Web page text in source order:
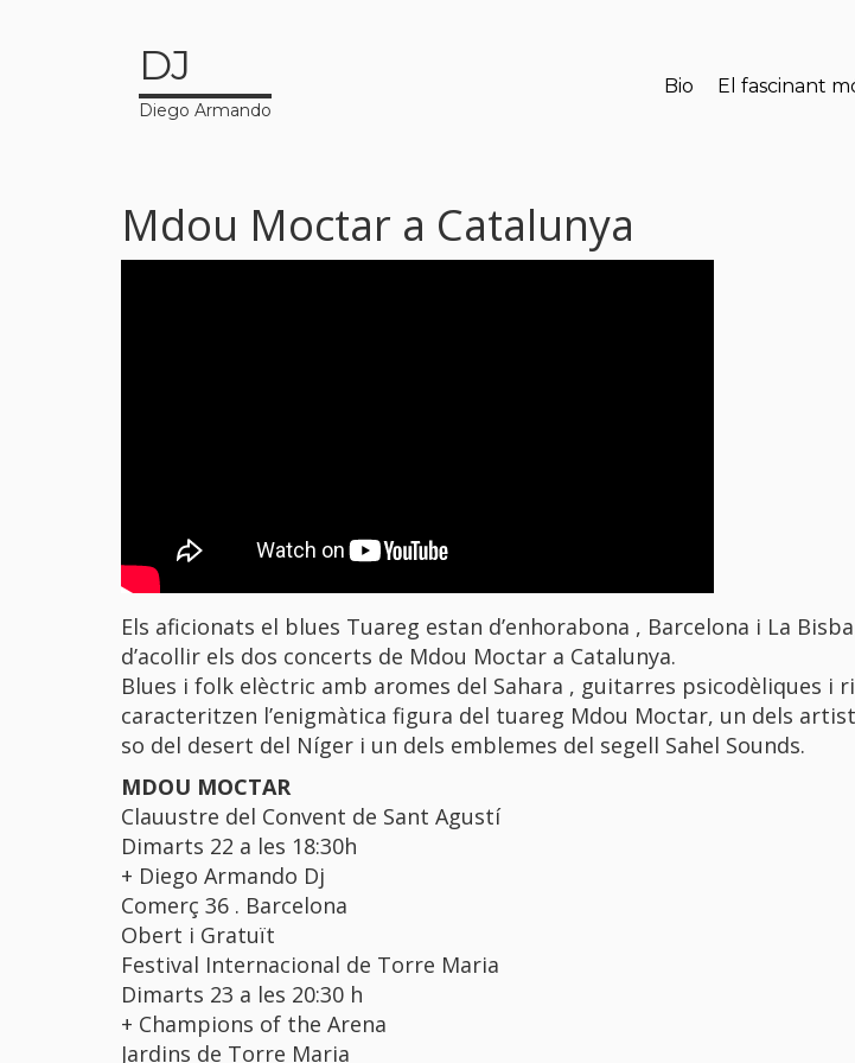
DJ
Diego Armando
Bio El fascinant
Mdou Moctar a Catalunya
Els aficionats el blues Tuareg estan d’enhorabona , Barcelona i La
d’acollir els dos concerts de Mdou Moctar a Catalunya.
​Blues i folk elèctric amb aromes del Sahara , guitarres psicodèliques i
caracteritzen l’enigmàtica figura del tuareg Mdou Moctar, un dels
so del desert del Níger i un dels emblemes del segell Sahel Sounds.​
MDOU MOCTAR
Clauustre del Convent de Sant Agustí
Dimarts 22 a les 18:30h
+ Diego Armando Dj
Comerç 36 . Barcelona
Obert i Gratuït
Festival Internacional de Torre Maria
Dimarts 23 a les 20:30 h
+ Champions of the Arena
Jardins de Torre Maria